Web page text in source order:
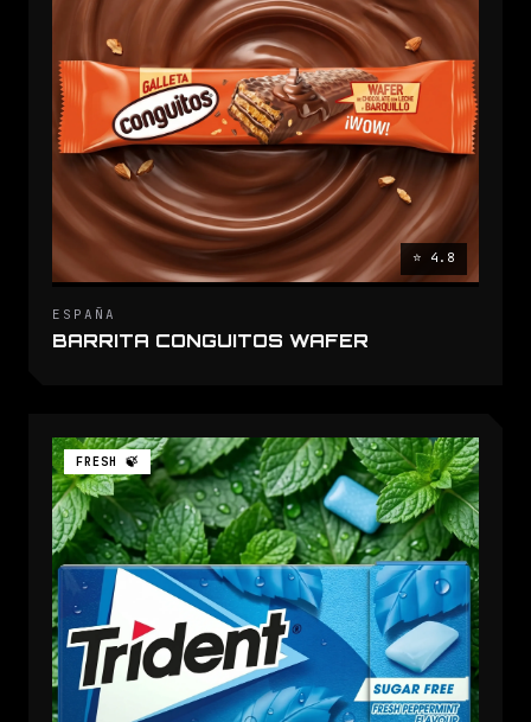
⭐ 4.8
ESPAÑA
BARRITA CONGUITOS WAFER
FRESH 🍃